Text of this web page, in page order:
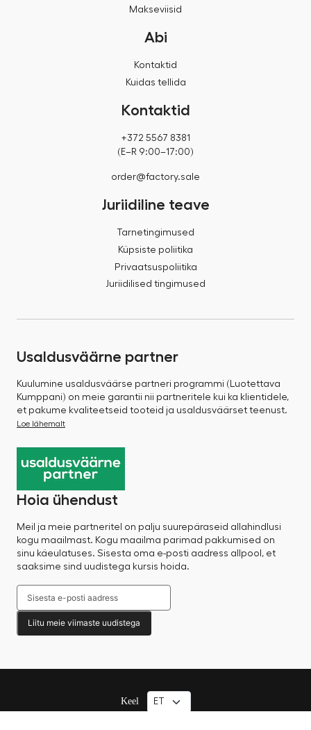
Makseviisid
Abi
Kontaktid
Kuidas tellida
Kontaktid
+372 5567 8381
(E–R 9:00–17:00)
order@factory.sale
Juriidiline teave
Tarnetingimused
Küpsiste poliitika
Privaatsuspoliitika
Juriidilised tingimused
Usaldusväärne partner
Kuulumine usaldusväärse partneri programmi (Luotettava
Kumppani) on meie garantii nii partneritele kui ka klientidele,
et pakume kvaliteetseid tooteid ja usaldusväärset teenust.
Loe lähemalt
Hoia ühendust
Meil ja meie partneritel on palju suurepäraseid allahindlusi
kogu maailmast. Kogu maailma parimad pakkumised on
sinu käeulatuses. Sisesta oma e-posti aadress allpool, et
saaksime sind uudistega kursis hoida.
Liitu meie viimaste uudistega
Keel